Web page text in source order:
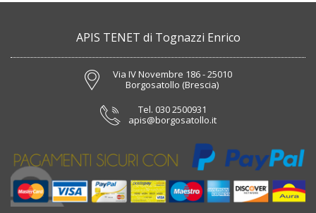
APIS TENET di Tognazzi Enrico
Via IV Novembre 186 - 25010
Borgosatollo (Brescia)
Tel. 030 2500931
apis@borgosatollo.it